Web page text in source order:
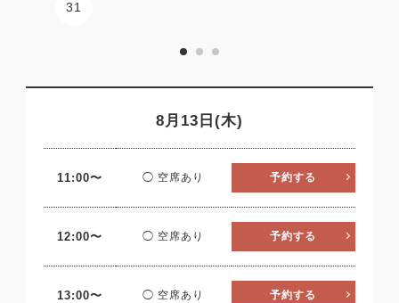
31
8月13日(木)
11:00〜 ◯ 空席あり 予約する
12:00〜 ◯ 空席あり 予約する
13:00〜 ◯ 空席あり 予約する